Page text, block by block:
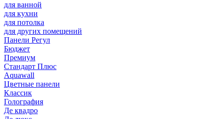
для ванной
для кухни
для потолка
для других помещений
Панели Регул
Бюджет
Премиум
Стандарт Плюс
Aquawall
Цветные панели
Классик
Голография
Де квадро